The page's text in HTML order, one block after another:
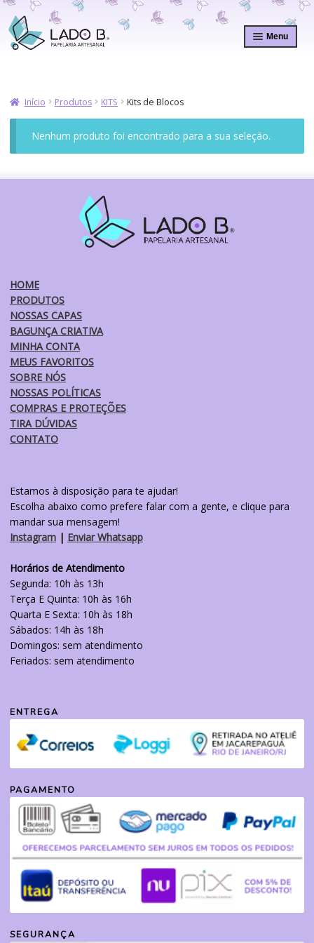
Pular
para
navegação
Pular
para
o
Menu
Início Produtos KITS Kits de Blocos
Nenhum produto foi encontrado para a sua seleção.
HOME
PRODUTOS
NOSSAS CAPAS
BAGUNÇA CRIATIVA
MINHA CONTA
MEUS FAVORITOS
SOBRE NÓS
NOSSAS POLÍTICAS
COMPRAS E PROTEÇÕES
TIRA DÚVIDAS
CONTATO
Estamos à disposição para te ajudar!
Escolha abaixo como prefere falar com a gente, e clique para
mandar sua mensagem!
Instagram | Enviar Whatsapp
Horários de Atendimento
Segunda: 10h às 13h
Terça E Quinta: 10h às 16h
Quarta E Sexta: 10h às 18h
Sábados: 14h às 18h
Domingos: sem atendimento
Feriados: sem atendimento
ENTREGA
PAGAMENTO
SEGURANÇA